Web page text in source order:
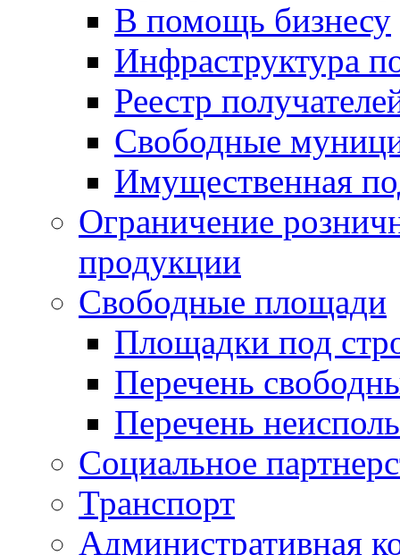
В помощь бизнесу
Инфраструктура
Реестр
Свободные
Имущественная
Ограничение
продукции
Свободные площади
Площадки под
Перечень
Перечень
Социальное
Транспорт
Административная